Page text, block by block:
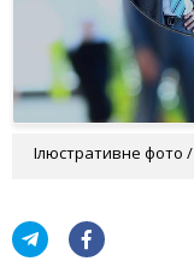
Ілюстративне фото